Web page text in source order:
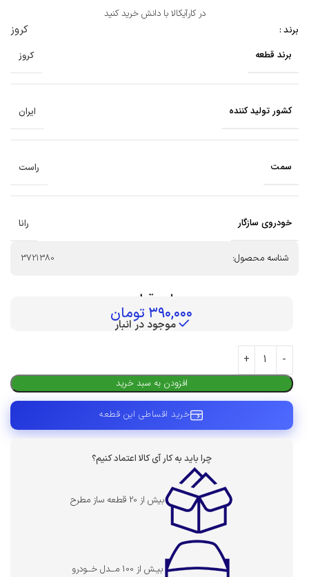
در کارآیکالا با دانش خرید کنید
برند :
کروز
برند قطعه کروز
کشور تولید کننده ایران
سمت راست
خودروی سازگار رانا
شناسه محصول: 3721380
بهای قطعه :
۳۹۰,۰۰۰ تومان
موجود در انبار
افزودن به سبد خرید
خرید اقساطی این قطعه
چرا باید به کار آی کالا اعتماد کنیم؟
بیش از 20 قطعه ساز مطرح
بیـش از 100 مــدل خــودرو